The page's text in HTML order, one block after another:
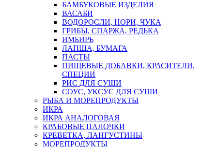
БАМБУКОВЫЕ ИЗДЕЛИЯ
ВАСАБИ
ВОДОРОСЛИ, НОРИ, ЧУКА
ГРИБЫ, СПАРЖА, РЕДЬКА
ИМБИРЬ
ЛАПША, БУМАГА
ПАСТЫ
ПИЩЕВЫЕ ДОБАВКИ, КРАСИТЕЛИ,
СПЕЦИИ
РИС ДЛЯ СУШИ
СОУС, УКСУС ДЛЯ СУШИ
РЫБА И МОРЕПРОДУКТЫ
ИКРА
ИКРА АНАЛОГОВАЯ
КРАБОВЫЕ ПАЛОЧКИ
КРЕВЕТКА, ЛАНГУСТИНЫ
МОРЕПРОДУКТЫ